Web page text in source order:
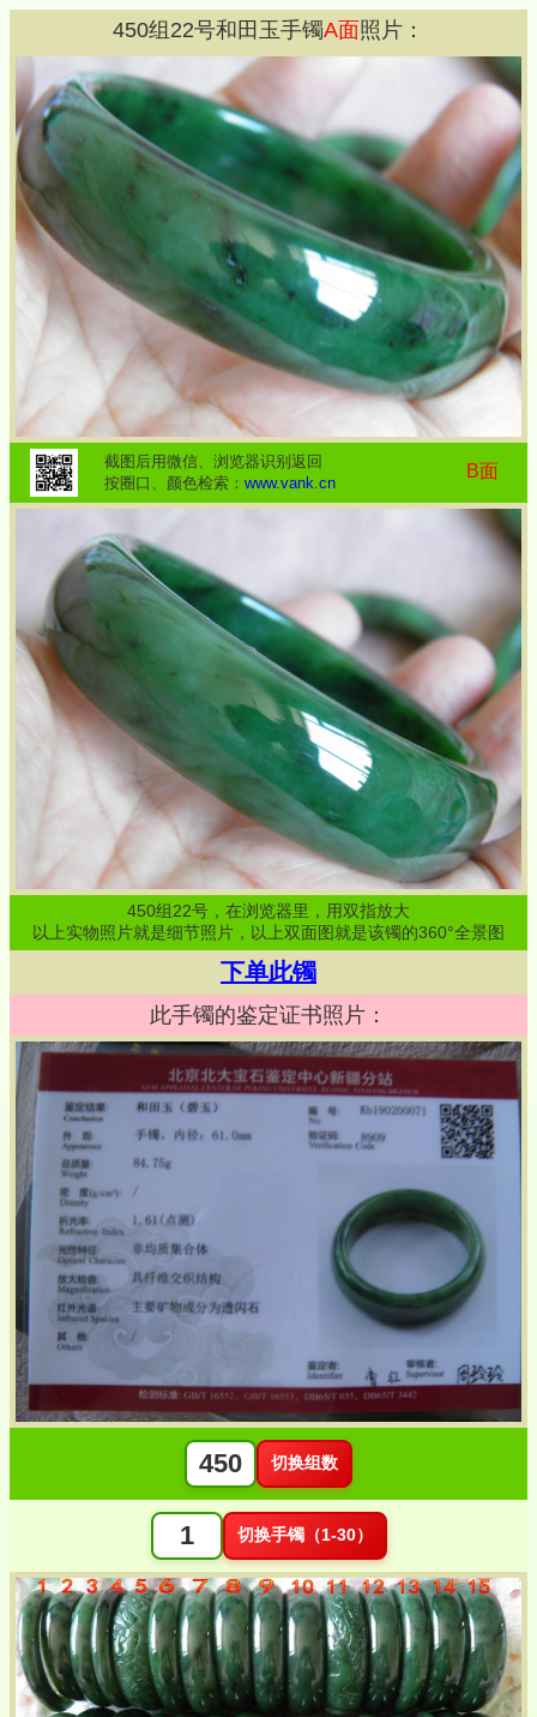
450组 22号和田玉手镯A面照片：
截图后用微信、浏览器识别返回
按圈口、颜色检索： www.vank.cn
B面
450组22号，在浏览器里，用双指放大
以上实物照片就是细节照片，以上双面图就是该镯的360°全景图
下单此镯
此手镯的鉴定证书照片：
切换组数
切换手镯（1-30）